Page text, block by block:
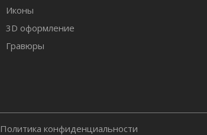
Иконы
3D оформление
Гравюры
Политика конфиденциальности